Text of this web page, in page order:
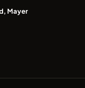
Mayer